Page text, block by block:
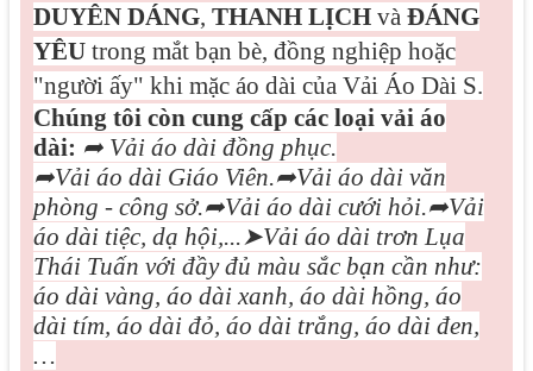
DUYÊN DÁNG, THANH LỊCHvà ĐÁNG
YÊUtrong mắt bạn bè, đồng nghiệp hoặc
"người ấy" khi mặc áo dài của Vải Áo Dài S.
Chúng tôi còn cung cấp các loại vải áo
dài: ➦Vải áo dài đồng phục.
➦Vải áo dài Giáo Viên.➦Vải áo dài văn
phòng - công sở.➦Vải áo dài cưới hỏi.➦Vải
áo dài tiệc, dạ hội,...➤Vải áo dài trơn Lụa
Thái Tuấn với đầy đủ màu sắc bạn cần như:
áo dài vàng, áo dài xanh, áo dài hồng, áo
dài tím, áo dài đỏ, áo dài trắng, áo dài đen,
…